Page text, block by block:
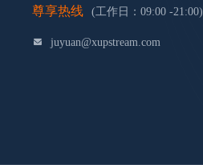
尊享热线 (工作日：09:00 -21:00)
juyuan@xupstream.com